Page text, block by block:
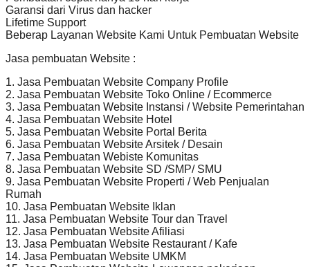
Garansi dari Virus dan hacker
Lifetime Support
Beberap Layanan Website Kami Untuk Pembuatan Website
Jasa pembuatan Website :
1. Jasa Pembuatan Website Company Profile
2. Jasa Pembuatan Website Toko Online / Ecommerce
3. Jasa Pembuatan Website Instansi / Website Pemerintahan
4. Jasa Pembuatan Website Hotel
5. Jasa Pembuatan Website Portal Berita
6. Jasa Pembuatan Website Arsitek / Desain
7. Jasa Pembuatan Webiste Komunitas
8. Jasa Pembuatan Website SD /SMP/ SMU
9. Jasa Pembuatan Website Properti / Web Penjualan
Rumah
10. Jasa Pembuatan Website Iklan
11. Jasa Pembuatan Website Tour dan Travel
12. Jasa Pembuatan Website Afiliasi
13. Jasa Pembuatan Website Restaurant / Kafe
14. Jasa Pembuatan Website UMKM